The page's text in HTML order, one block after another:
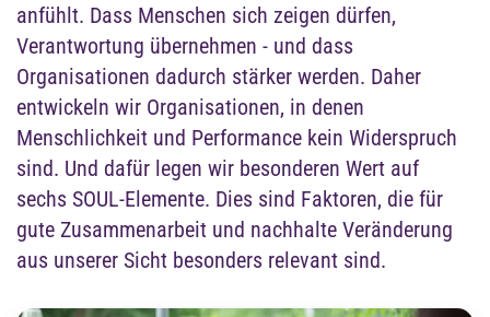
anfühlt. Dass Menschen sich zeigen dürfen,
Verantwortung übernehmen - und dass
Organisationen dadurch stärker werden. Daher
entwickeln wir Organisationen, in denen
Menschlichkeit und Performance kein Widerspruch
sind. Und dafür legen wir besonderen Wert auf
sechs SOUL-Elemente. Dies sind Faktoren, die für
gute Zusammenarbeit und nachhalte Veränderung
aus unserer Sicht besonders relevant sind.